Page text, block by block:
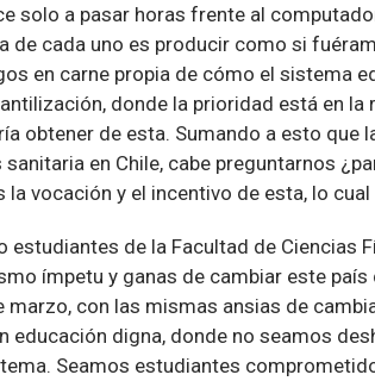
solo a pasar horas frente al
de cada uno es producir como si
en carne propia de cómo el sistema
donde la prioridad está en la
obtener de esta. Sumando a esto que
sanitaria en Chile, cabe preguntarnos
la vocación y el incentivo de esta, lo
estudiantes de la Facultad de Ciencias
ímpetu y ganas de cambiar este
marzo, con las mismas ansias de
educación digna, donde no seamos
Seamos estudiantes